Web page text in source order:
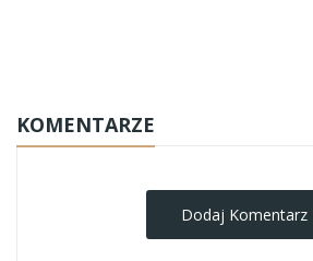
KOMENTARZE
Dodaj Komentarz